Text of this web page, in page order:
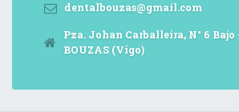
dentalbouzas@gmail.com
Pza. Johan Carballeira, N° 6 Bajo
BOUZAS (Vigo)